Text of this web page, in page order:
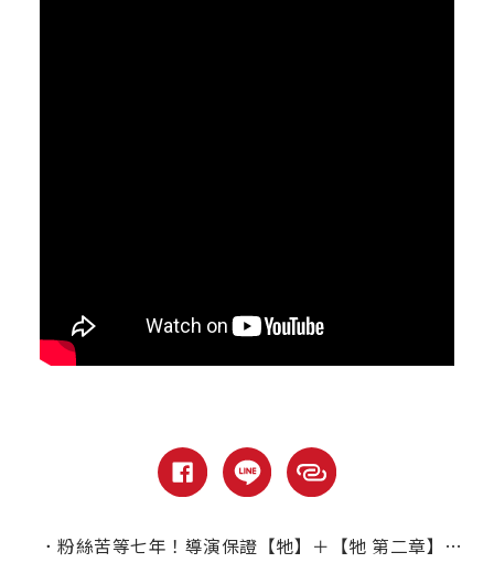
． 粉絲苦等七年！導演保證【牠】＋【牠 第二章】合輯版一定會剪！